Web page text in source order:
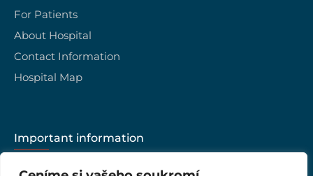
For Patients
About Hospital
Contact Information
Hospital Map
Important information
Career